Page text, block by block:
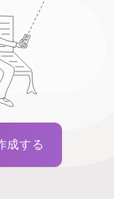
成する